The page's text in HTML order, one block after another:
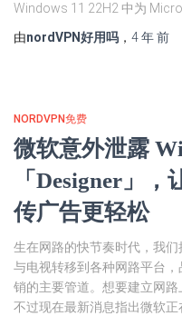
Windows 11 22H2 中为
由nordVPN好用吗 ， 4 年前
NORDVPN免费
微软意外泄露
「Designer」
传广告更轻松
生在网路的快节奏时代，我
与电视转移到各种网路平台
销的主要管道。想要建立网路
不过现在最新消息指出微软